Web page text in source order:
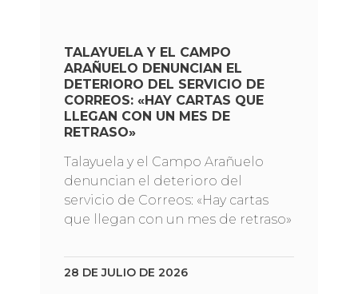
TALAYUELA Y EL CAMPO
ARAÑUELO DENUNCIAN EL
DETERIORO DEL SERVICIO DE
CORREOS: «HAY CARTAS QUE
LLEGAN CON UN MES DE
RETRASO»
Talayuela y el Campo Arañuelo
denuncian el deterioro del
servicio de Correos: «Hay cartas
que llegan con un mes de retraso»
28 DE JULIO DE 2026